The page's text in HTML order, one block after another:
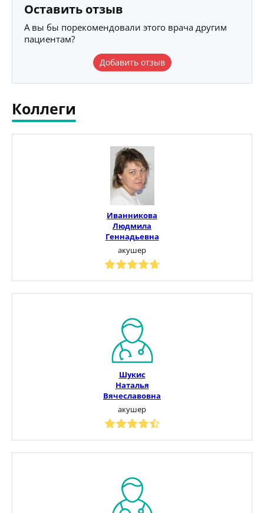
Оставить отзыв
А вы бы порекомендовали этого врача другим
пациентам?
Добавить отзыв
Коллеги
Иванникова
Людмила
Геннадьевна
акушер
Шукис
Наталья
Вячеславовна
акушер